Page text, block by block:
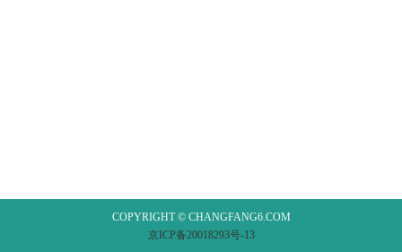
COPYRIGHT © CHANGFANG6.COM
京ICP备20018293号-13